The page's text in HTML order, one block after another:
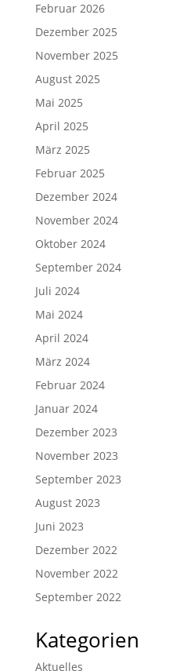
Februar 2026
Dezember 2025
November 2025
August 2025
Mai 2025
April 2025
März 2025
Februar 2025
Dezember 2024
November 2024
Oktober 2024
September 2024
Juli 2024
Mai 2024
April 2024
März 2024
Februar 2024
Januar 2024
Dezember 2023
November 2023
September 2023
August 2023
Juni 2023
Dezember 2022
November 2022
September 2022
Kategorien
Aktuelles